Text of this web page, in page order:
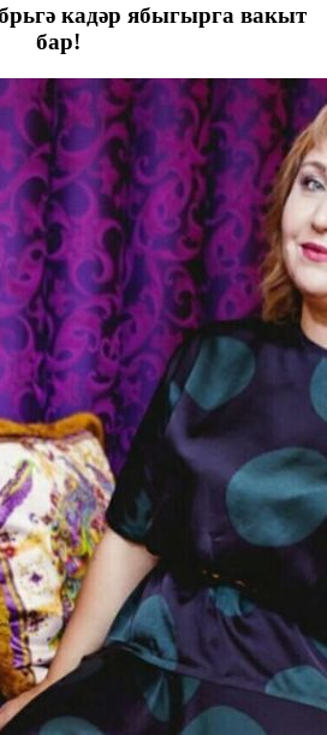
кадәр ябыгырга вакыт
бар!